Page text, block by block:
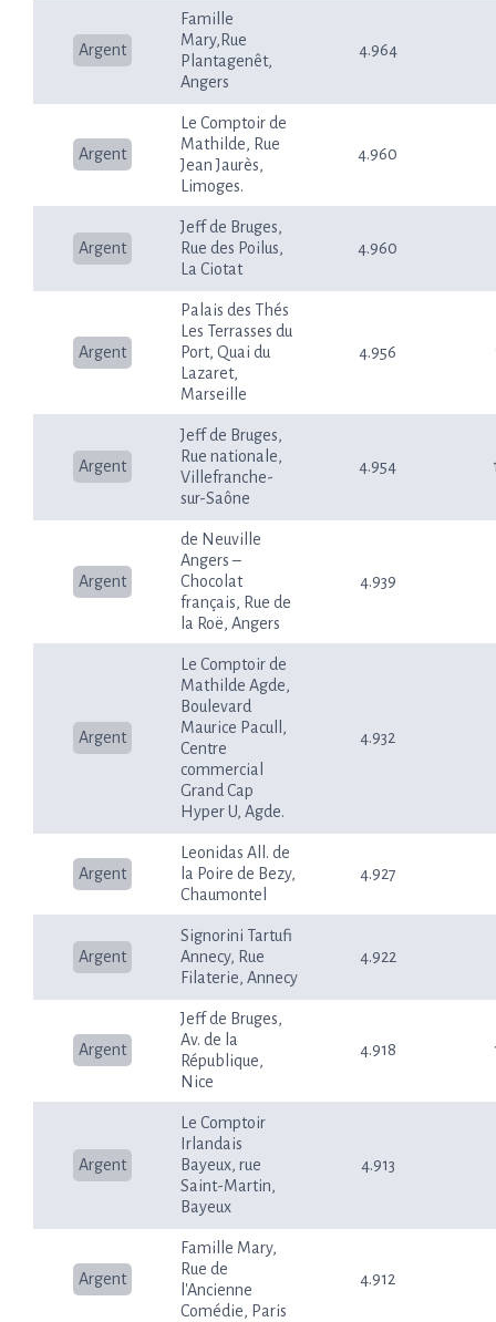
Argent
Famille
Mary,Rue
Plantagenêt,
Angers
4.964
Argent
Le Comptoir de
Mathilde, Rue
Jean Jaurès,
Limoges.
4.960
Argent
Jeff de Bruges,
Rue des Poilus,
La Ciotat
4.960
Argent
Palais des Thés
Les Terrasses du
Port, Quai du
Lazaret,
Marseille
4.956
Argent
Jeff de Bruges,
Rue nationale,
Villefranche-
sur-Saône
4.954
Argent
de Neuville
Angers –
Chocolat
français, Rue de
la Roë, Angers
4.939
Argent
Le Comptoir de
Mathilde Agde,
Boulevard
Maurice Pacull,
Centre
commercial
Grand Cap
Hyper U, Agde.
4.932
Argent
Leonidas All. de
la Poire de Bezy,
Chaumontel
4.927
Argent
Signorini Tartufi
Annecy, Rue
Filaterie, Annecy
4.922
Argent
Jeff de Bruges,
Av. de la
République,
Nice
4.918
Argent
Le Comptoir
Irlandais
Bayeux, rue
Saint-Martin,
Bayeux
4.913
Argent
Famille Mary,
Rue de
l'Ancienne
Comédie, Paris
4.912